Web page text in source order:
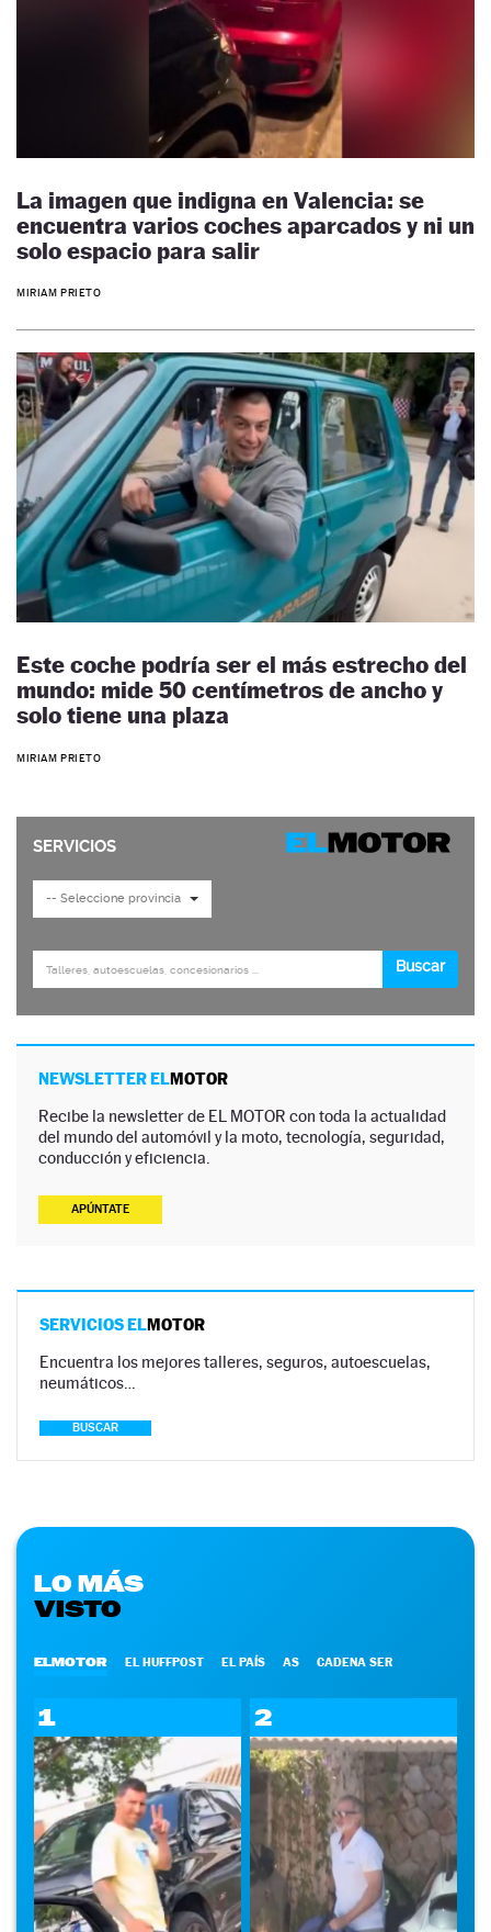
La imagen que indigna en Valencia: se
encuentra varios coches aparcados y ni un
solo espacio para salir
MIRIAM PRIETO
Este coche podría ser el más estrecho del
mundo: mide 50 centímetros de ancho y
solo tiene una plaza
MIRIAM PRIETO
NEWSLETTER ELMOTOR
Recibe la newsletter de EL MOTOR con toda la actualidad
del mundo del automóvil y la moto, tecnología, seguridad,
conducción y eficiencia.
APÚNTATE
SERVICIOS ELMOTOR
Encuentra los mejores talleres, seguros, autoescuelas,
neumáticos…
BUSCAR
LO MÁS
VISTO
ELMOTOR EL HUFFPOST EL PAÍS AS CADENA SER
1 2